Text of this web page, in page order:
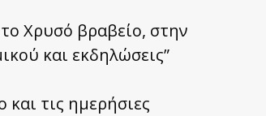
Χρυσό βραβείο, στην
και εκδηλώσεις”
τις ημερήσιες